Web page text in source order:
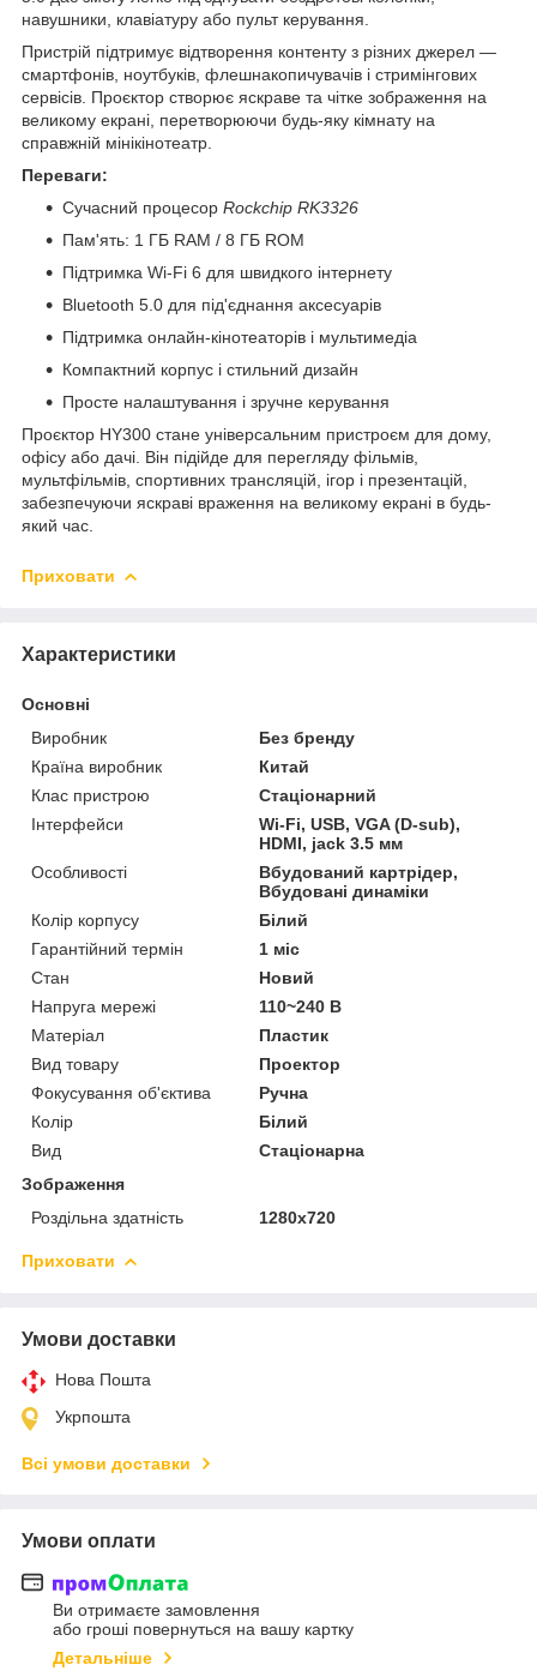
навушники, клавіатуру або пульт керування.
Пристрій підтримує відтворення контенту з різних джерел —
смартфонів, ноутбуків, флешнакопичувачів і стримінгових
сервісів. Проєктор створює яскраве та чітке зображення на
великому екрані, перетворюючи будь-яку кімнату на
справжній мінікінотеатр.
Переваги:
Сучасний процесор Rockchip RK3326
Пам'ять: 1 ГБ RAM / 8 ГБ ROM
Підтримка Wi-Fi 6 для швидкого інтернету
Bluetooth 5.0 для під'єднання аксесуарів
Підтримка онлайн-кінотеаторів і мультимедіа
Компактний корпус і стильний дизайн
Просте налаштування і зручне керування
Проєктор HY300 стане універсальним пристроєм для дому,
офісу або дачі. Він підійде для перегляду фільмів,
мультфільмів, спортивних трансляцій, ігор і презентацій,
забезпечуючи яскраві враження на великому екрані в будь-
який час.
Приховати
Характеристики
Основні
Виробник
Без бренду
Країна виробник
Китай
Клас пристрою
Стаціонарний
Інтерфейси
Wi-Fi, USB, VGA (D-sub),
HDMI, jack 3.5 мм
Особливості
Вбудований картрідер,
Вбудовані динаміки
Колір корпусу
Білий
Гарантійний термін
1 міс
Стан
Новий
Напруга мережі
110~240 В
Матеріал
Пластик
Вид товару
Проектор
Фокусування об'єктива
Ручна
Колір
Білий
Вид
Стаціонарна
Зображення
Роздільна здатність
1280x720
Приховати
Умови доставки
Нова Пошта
Укрпошта
Всі умови доставки
Умови оплати
Ви отримаєте замовлення
або гроші повернуться на вашу картку
Детальніше